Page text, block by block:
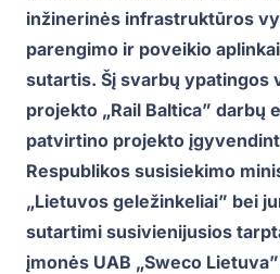
inžinerinės infrastruktūros
parengimo ir poveikio
sutartis. Šį svarbų ypatingos
projekto „Rail Baltica” darbų
patvirtino projekto
Respublikos susisiekimo
„Lietuvos geležinkeliai” bei
sutartimi susivienijusios
įmonės UAB „Sweco